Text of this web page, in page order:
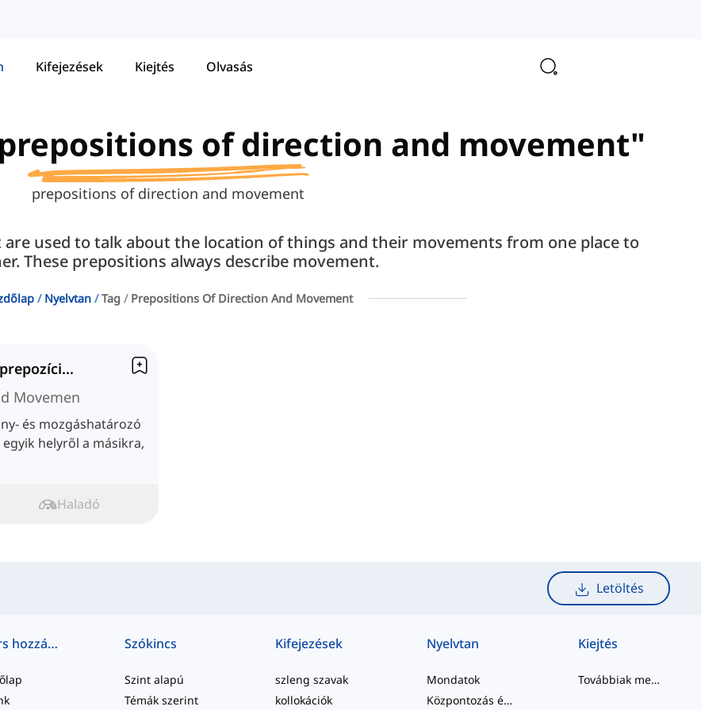
Kifejezések Kiejtés Olvasás
of direction and movement"
prepositions of direction and movement
used to talk about the location of things and their movements from one place to
These prepositions always describe movement.
Nyelvtan Tag Prepositions Of Direction And Movement
Irány- és mozgáshatározó prepozíciók
Movement
és mozgáshatározó
helyről a másikra,
Haladó
Letöltés
Gyors hozzáférés Szókincs
Szint alapú
Témák szerint
Kifejezések
szleng szavak
kollokációk
Nyelvtan
Mondatok
Központozás és Helyesírás
Kiejtés
Továbbiak megtekintése